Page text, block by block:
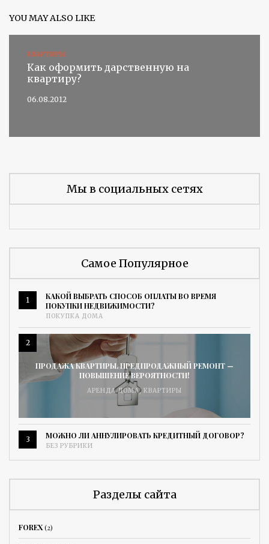
YOU MAY ALSO LIKE
КВАРТИРЫ
Как оформить дарственную на
квартиру?
06.08.2012
Мы в социальных сетях
Самое Популярное
1
КАКОЙ ВЫБРАТЬ СПОСОБ ОПЛАТЫ ВО ВРЕМЯ
ПОКУПКИ НЕДВИЖИМОСТИ?
ПОКУПКА ДОМА
2
ПРОДАЖА КВАРТИРЫ. ПРЕДПРОДАЖНЫЙ РЕМОНТ —
ПОВЫШЕНИЕ ВЕРОЯТНОСТИ!
АРЕНДА ДОМА, КВАРТИРЫ
3 МОЖНО ЛИ АННУЛИРОВАТЬ КРЕДИТНЫЙ ДОГОВОР?
БЕЗ РУБРИКИ
Разделы сайта
FOREX(2)